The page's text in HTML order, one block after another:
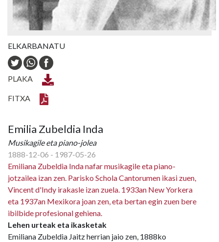
ELKARBANATU
PLAKA
FITXA
Emilia Zubeldia Inda
Musikagile eta piano-jolea
1888-12-06 - 1987-05-26
Emiliana Zubeldia Inda nafar musikagile eta piano-
jotzailea izan zen. Parisko Schola Cantorumen ikasi zuen,
Vincent d'Indy irakasle izan zuela. 1933an New Yorkera
eta 1937an Mexikora joan zen, eta bertan egin zuen bere
ibilbide profesional gehiena.
Lehen urteak eta ikasketak
Emiliana Zubeldia Jaitz herrian jaio zen, 1888ko